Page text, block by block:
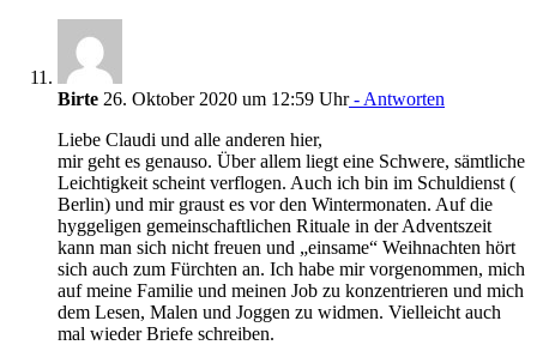
Birte 26. Oktober 2020 um 12:59 Uhr- Antworten
Liebe Claudi und alle anderen hier,
mir geht es genauso. Über allem liegt eine Schwere, sämtliche
Leichtigkeit scheint verflogen. Auch ich bin im Schuldienst (
Berlin) und mir graust es vor den Wintermonaten. Auf die
hyggeligen gemeinschaftlichen Rituale in der Adventszeit
kann man sich nicht freuen und „einsame“ Weihnachten hört
sich auch zum Fürchten an. Ich habe mir vorgenommen, mich
auf meine Familie und meinen Job zu konzentrieren und mich
dem Lesen, Malen und Joggen zu widmen. Vielleicht auch
mal wieder Briefe schreiben.